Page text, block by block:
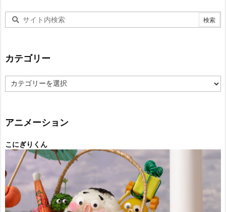
カテゴリー
テ
ー
アニメーション
こにぎりくん